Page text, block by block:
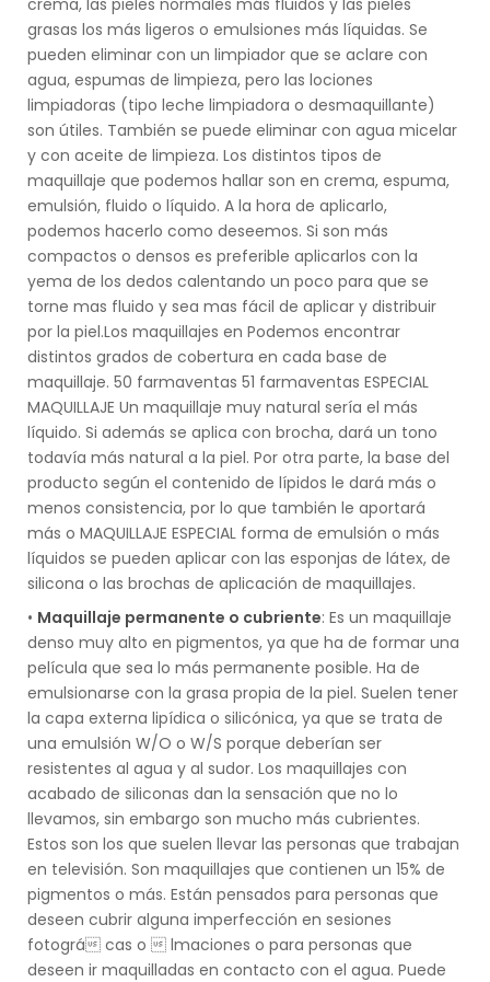
grasas los más ligeros o emulsiones más líquidas. Se
pueden eliminar con un limpiador que se aclare con
agua, espumas de limpieza, pero las lociones
limpiadoras (tipo leche limpiadora o desmaquillante)
son útiles. También se puede eliminar con agua micelar
y con aceite de limpieza. Los distintos tipos de
maquillaje que podemos hallar son en crema, espuma,
emulsión, fluido o líquido. A la hora de aplicarlo,
podemos hacerlo como deseemos. Si son más
compactos o densos es preferible aplicarlos con la
yema de los dedos calentando un poco para que se
torne mas fluido y sea mas fácil de aplicar y distribuir
por la piel.Los maquillajes en Podemos encontrar
distintos grados de cobertura en cada base de
maquillaje. 50 farmaventas 51 farmaventas ESPECIAL
MAQUILLAJE Un maquillaje muy natural sería el más
líquido. Si además se aplica con brocha, dará un tono
todavía más natural a la piel. Por otra parte, la base del
producto según el contenido de lípidos le dará más o
menos consistencia, por lo que también le aportará
más o MAQUILLAJE ESPECIAL forma de emulsión o más
líquidos se pueden aplicar con las esponjas de látex, de
silicona o las brochas de aplicación de maquillajes.
• Maquillaje permanente o cubriente: Es un maquillaje
denso muy alto en pigmentos, ya que ha de formar una
película que sea lo más permanente posible. Ha de
emulsionarse con la grasa propia de la piel. Suelen tener
la capa externa lipídica o silicónica, ya que se trata de
una emulsión W/O o W/S porque deberían ser
resistentes al agua y al sudor. Los maquillajes con
acabado de siliconas dan la sensación que no lo
llevamos, sin embargo son mucho más cubrientes.
Estos son los que suelen llevar las personas que trabajan
en televisión. Son maquillajes que contienen un 15% de
pigmentos o más. Están pensados para personas que
deseen cubrir alguna imperfección en sesiones
fotográ cas o  lmaciones o para personas que
deseen ir maquilladas en contacto con el agua. Puede